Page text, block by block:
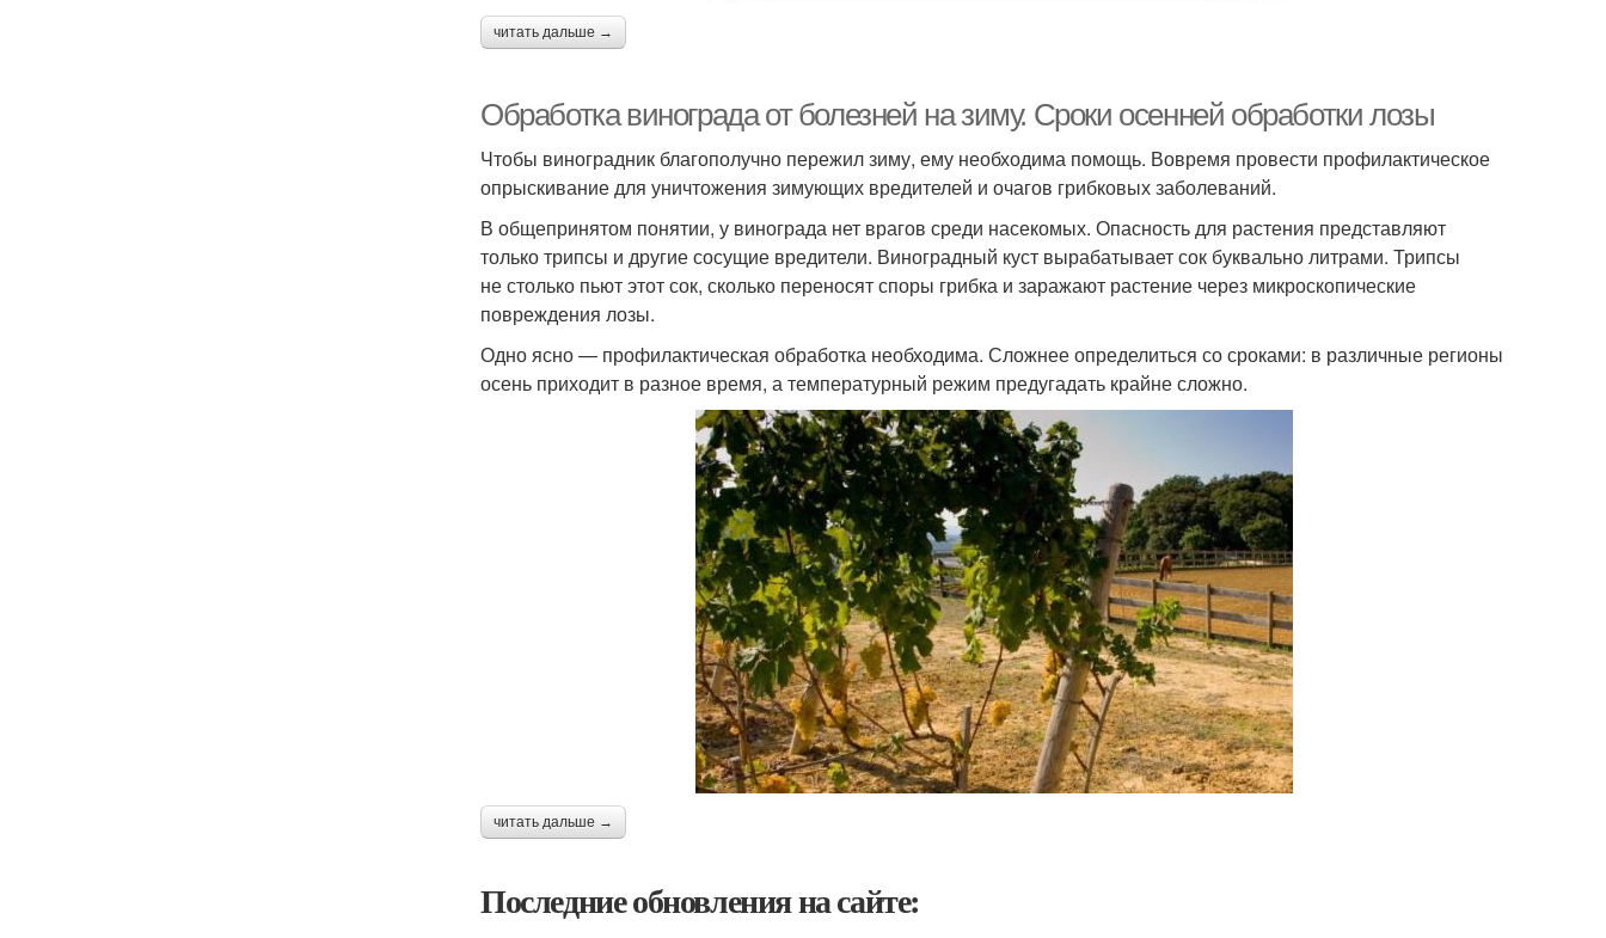
читать дальше →
Обработка винограда от болезней на зиму. Сроки осенней обработки лозы
Чтобы виноградник благополучно пережил зиму, ему необходима помощь. Вовремя провести профилактическое
опрыскивание для уничтожения зимующих вредителей и очагов грибковых заболеваний.
В общепринятом понятии, у винограда нет врагов среди насекомых. Опасность для растения представляют
только трипсы и другие сосущие вредители. Виноградный куст вырабатывает сок буквально литрами. Трипсы
не столько пьют этот сок, сколько переносят споры грибка и заражают растение через микроскопические
повреждения лозы.
Одно ясно — профилактическая обработка необходима. Сложнее определиться со сроками: в различные регионы
осень приходит в разное время, а температурный режим предугадать крайне сложно.
читать дальше →
Последние обновления на сайте: